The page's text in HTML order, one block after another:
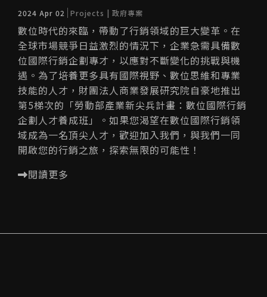
2024 Apr 02 Projects | 政府專案
數位時代的來臨，帶動了行銷領域的巨大變革。在
全球市場競爭日益激烈的情況下，企業急需具備數
位國際行銷企劃專才，以應對不斷變化的挑戰與機
遇。為了培養更多具有國際視野、數位思維和專業
技能的人才，財團法人商業發展研究院自豪地推出
第5梯次的「勞動部產業新尖兵計畫：數位國際行銷
企劃人才養成班」。如果您渴望在數位國際行銷領
域成為一名頂尖人才，歡迎加入我們，與我們一同
開啟您的行銷之旅，探索無限的可能性！
閱讀更多